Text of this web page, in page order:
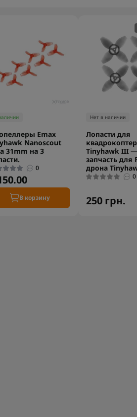
Emax
Nanoscout
31mm на 3
0
В корзину
Нет в наличии
Лопасти для
Tinyhawk III —
запчасть для
дрона
0
250 грн.